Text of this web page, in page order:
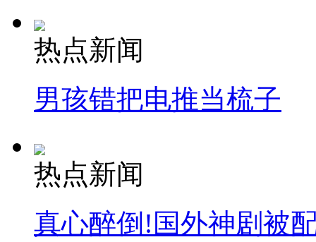
走！跟着总书记去植树
消防员救轻生者 花炮节热闹非凡 减压"枕头大战"
纽约上演“枕头大战”
司机酒驾遇交警 急速倒车逃窜
热点新闻
男孩错把电推当梳子
热点新闻
真心醉倒!国外神剧被